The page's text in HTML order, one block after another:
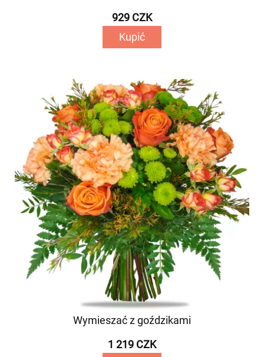
929 CZK
Kupić
Wymieszać z goździkami
1 219 CZK